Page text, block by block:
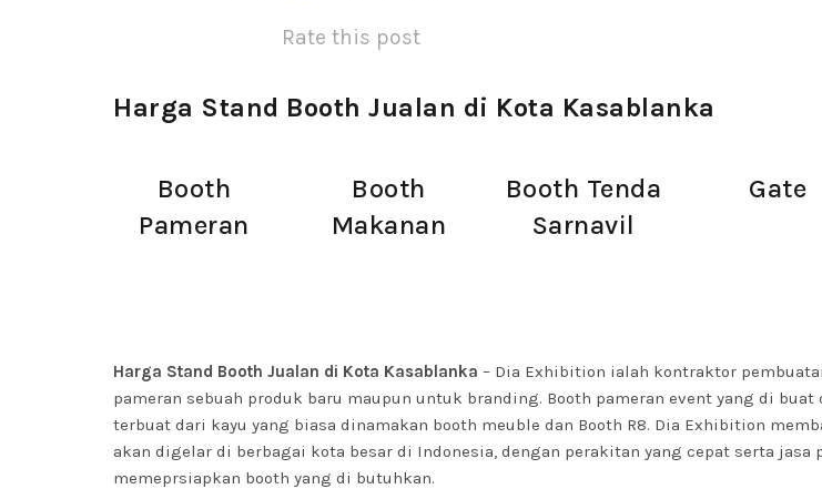
Rate this post
Harga Stand Booth Jualan di Kota Kasablanka
Booth
Pameran
Booth
Makanan
Booth Tenda
Sarnavil
Gate
Harga Stand Booth Jualan di Kota Kasablanka – Dia Exhibition ialah kontraktor
pameran sebuah produk baru maupun untuk branding. Booth pameran event yang di
terbuat dari kayu yang biasa dinamakan booth meuble dan Booth R8. Dia Exhibition
akan digelar di berbagai kota besar di Indonesia, dengan perakitan yang cepat serta jasa
memeprsiapkan booth yang di butuhkan.